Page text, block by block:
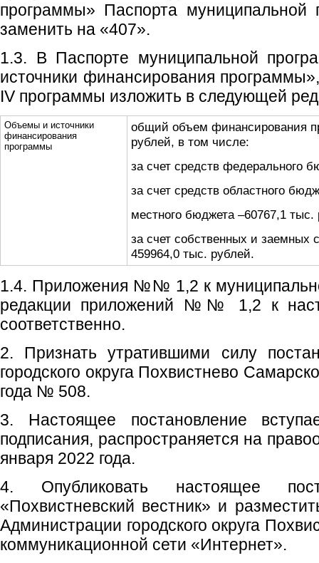
программы» Паспорта
заменить на «407».
1.3. В Паспорте муниципальной
источники финансирования
IV программы изложить в следующей
Объемы и источники
финансирования
программы
общий объем финансирования
рублей, в том числе:
за счет средств федерального
за счет средств областного
местного бюджета –60767,1 тыс.
за счет собственных и заемных
459964,0 тыс. рублей.
1.4. Приложения №№ 1,2 к
редакции приложений №№ 1,2 к
соответственно.
2. Признать утратившими силу
городского округа Похвистнево
года № 508.
3. Настоящее постановление
подписания, распространяется на
января 2022 года.
4. Опубликовать настоящее
«Похвистневский вестник» и
Администрации городского округа
коммуникационной сети «Интернет».